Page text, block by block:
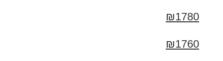
₪1780
₪1760